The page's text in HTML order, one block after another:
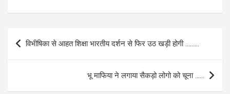
ce
b
o
at
s
A
ail ar
e
Post
navigation
विभीषिका से आहत शिक्षा भारतीय दर्शन से फिर उठ खड़ी होगी ………
भू माफिया ने लगाया सैकड़ो लोगो को चूना ……